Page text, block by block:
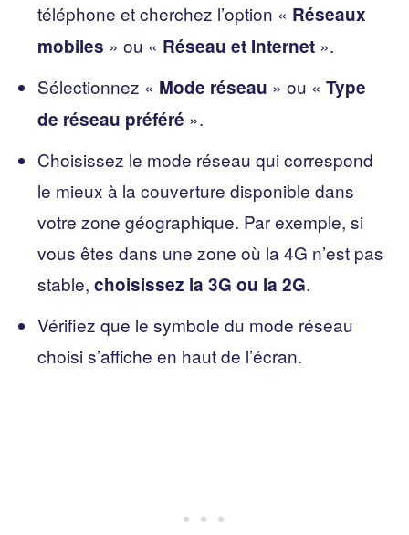
téléphone et cherchez l’option « Réseaux
mobiles » ou « Réseau et Internet ».
Sélectionnez « Mode réseau » ou « Type
de réseau préféré ».
Choisissez le mode réseau qui correspond
le mieux à la couverture disponible dans
votre zone géographique. Par exemple, si
vous êtes dans une zone où la 4G n’est pas
stable, choisissez la 3G ou la 2G.
Vérifiez que le symbole du mode réseau
choisi s’affiche en haut de l’écran.